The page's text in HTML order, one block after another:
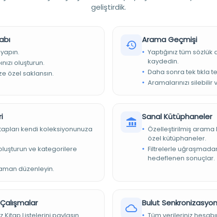
2021, Vol.8 (1), p.309-315
4567
Journals
geliştirdik.
oluşturun.
özel saklansın.
Arama Geçmişi
Yaptığınız tüm
kaydedin.
Daha sonra tek tıkla
Aramalarınızı
kendi koleksiyonunuza
oluşturun ve kategorilere
düzenleyin.
Sanal Kütüphaneler
Özelleştirilmiş arama
özel kütüphaneler.
Filtrelerle
hedeflenen sonuçlar.
Kitap Listelerini paylaşın.
Bulut
Tüm verileriniz